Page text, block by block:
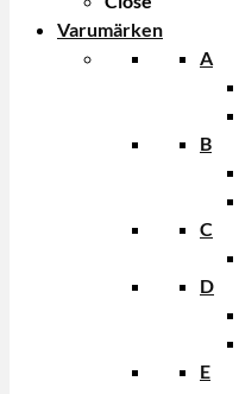
Varumärken
A
B
C
D
E